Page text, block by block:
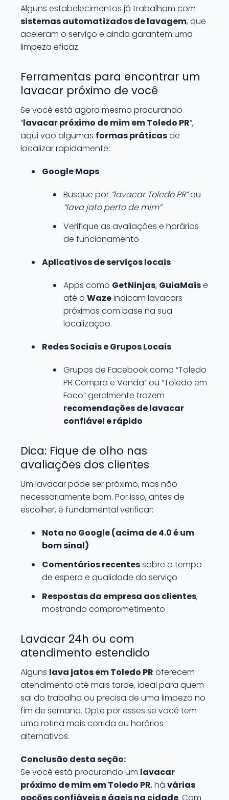
Alguns estabelecimentos já trabalham com
sistemas automatizados de lavagem, que
aceleram o serviço e ainda garantem uma
limpeza eficaz.
Ferramentas para encontrar um
lavacar próximo de você
Se você está agora mesmo procurando
“lavacar próximo de mim em Toledo PR”,
aqui vão algumas formas práticasde
localizar rapidamente:
Google Maps
Busque por “lavacar Toledo PR”ou
“lava jato perto de mim”
Verifique as avaliações e horários
de funcionamento
Aplicativos de serviços locais
Apps como GetNinjas, GuiaMaise
até o Wazeindicam lavacars
próximos com base na sua
localização.
Redes Sociais e Grupos Locais
Grupos de Facebook como “Toledo
PR Compra e Venda” ou “Toledo em
Foco” geralmente trazem
recomendações de lavacar
confiável e rápido
Dica: Fique de olho nas
avaliações dos clientes
Um lavacar pode ser próximo, mas não
necessariamente bom. Por isso, antes de
escolher, é fundamental verificar:
Nota no Google (acima de 4.0 é um
bom sinal)
Comentários recentessobre o tempo
de espera e qualidade do serviço
Respostas da empresa aos clientes,
mostrando comprometimento
Lavacar 24h ou com
atendimento estendido
Alguns lava jatos em Toledo PR oferecem
atendimento até mais tarde, ideal para quem
sai do trabalho ou precisa de uma limpeza no
fim de semana. Opte por esses se você tem
uma rotina mais corrida ou horários
alternativos.
Conclusão desta seção:
Se você está procurando um lavacar
próximo de mim em Toledo PR, há várias